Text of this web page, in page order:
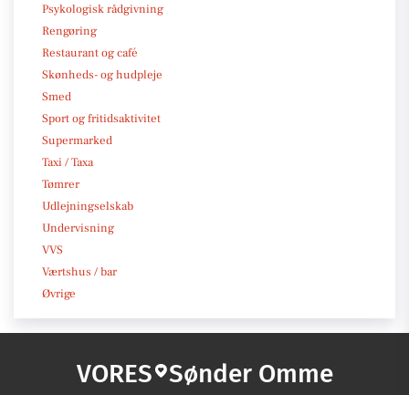
Psykologisk rådgivning
Rengøring
Restaurant og café
Skønheds- og hudpleje
Smed
Sport og fritidsaktivitet
Supermarked
Taxi / Taxa
Tømrer
Udlejningselskab
Undervisning
VVS
Værtshus / bar
Øvrige
VORES Sønder Omme